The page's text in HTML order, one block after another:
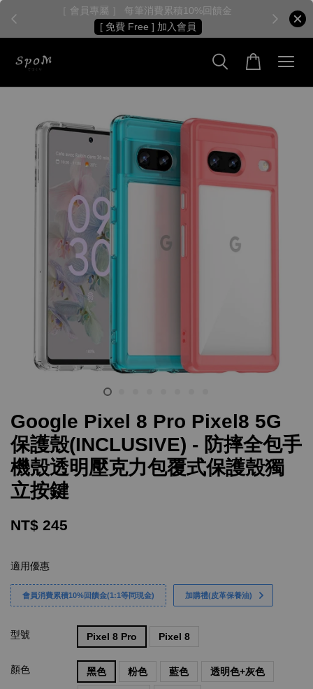
［ 會員專屬 ］ 每筆消費累積10%回饋金
[ 免費 Free ] 加入會員
Google Pixel 8 Pro Pixel8 5G
保護殼(INCLUSIVE) - 防摔全包手
機殼透明壓克力包覆式保護殼獨
立按鍵
NT$ 245
適用優惠
會員消費累積10%回饋金(1:1等同現金) 加購禮(皮革保養油)
型號 Pixel 8 Pro Pixel 8
顏色 黑色 粉色 藍色 透明色+灰色